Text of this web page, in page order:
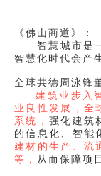
《佛山商道》：
智慧城市是
智慧化时代会产
全球共德周泳锋
建筑业步入
业良性发展，全
系统， 强化建筑
的信息化、智能
建材的生产、流
等，
从而保障项